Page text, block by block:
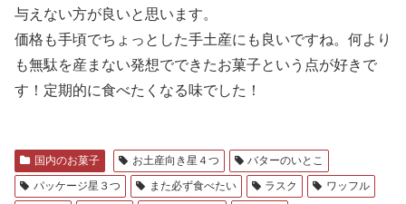
与えない方が良いと思います。
価格も手頃でちょっとした手土産にも良いですね。何より
も無駄を産まない発想でできたお菓子という点が好きで
す！定期的に食べたくなる味でした！
国内のお菓子 お土産向き星４つ
バターのいとこ
パッケージ星３つ
また必ず食べたい ラスク
ワッフル